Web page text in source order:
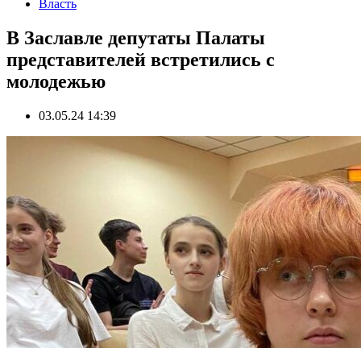
Власть
В Заславле депутаты Палаты
представителей встретились с
молодежью
03.05.24 14:39